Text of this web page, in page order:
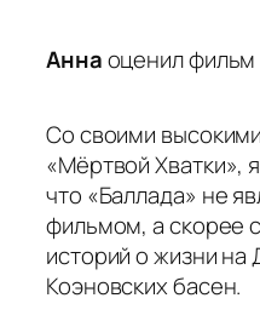
Аннаоценил фильм
Со своими
«Мёртвой Хватки»,
что «Баллада» не
фильмом, а скорее
историй о жизни на
Коэновских басен.